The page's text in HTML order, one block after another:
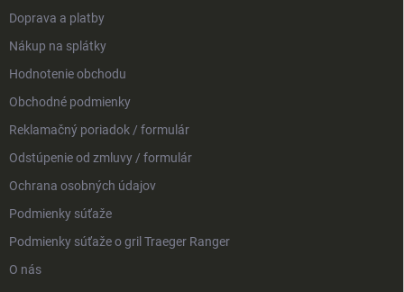
Doprava a platby
Nákup na splátky
Hodnotenie obchodu
Obchodné podmienky
Reklamačný poriadok / formulár
Odstúpenie od zmluvy / formulár
Ochrana osobných údajov
Podmienky súťaže
Podmienky súťaže o gril Traeger Ranger
O nás